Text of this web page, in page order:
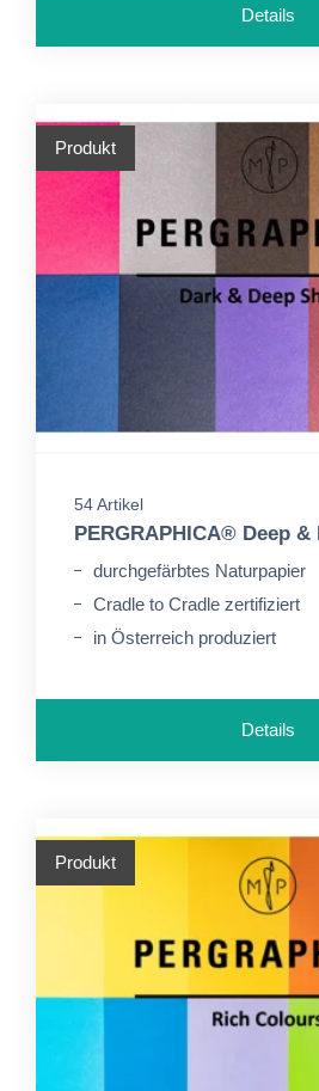
Details
Produkt
54 Artikel
PERGRAPHICA® Deep
durchgefärbtes Naturpapier
Cradle to Cradle zertifiziert
in Österreich produziert
Details
Produkt